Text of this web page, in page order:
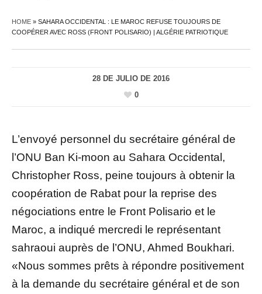
HOME » SAHARA OCCIDENTAL : LE MAROC REFUSE TOUJOURS DE
COOPÉRER AVEC ROSS (FRONT POLISARIO) | ALGÉRIE PATRIOTIQUE
28 DE JULIO DE 2016
0
L’envoyé personnel du secrétaire général de
l’ONU Ban Ki-moon au Sahara Occidental,
Christopher Ross, peine toujours à obtenir la
coopération de Rabat pour la reprise des
négociations entre le Front Polisario et le
Maroc, a indiqué mercredi le représentant
sahraoui auprès de l’ONU, Ahmed Boukhari.
«Nous sommes prêts à répondre positivement
à la demande du secrétaire général et de son